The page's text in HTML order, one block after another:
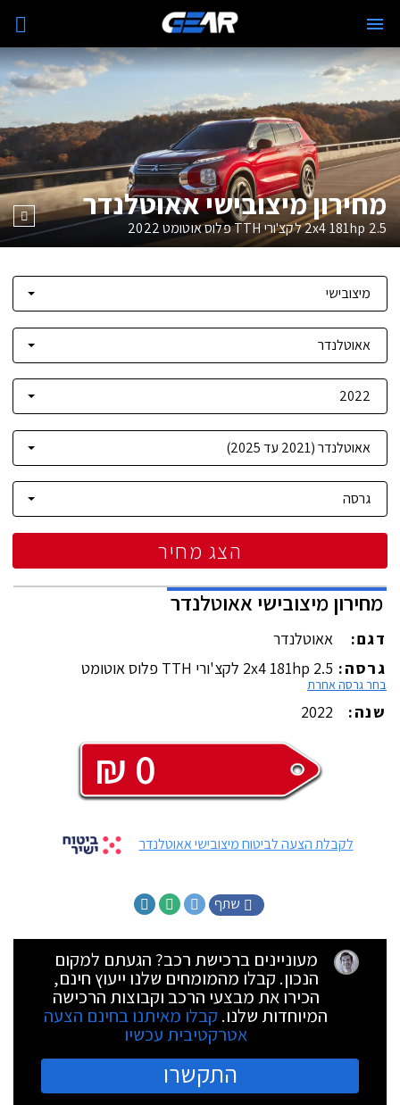
מחירון מיצובישי אאוטלנדר
2.5 2x4 181hp לקצ'ורי TTH פלוס אוטומט 2022
הצג מחיר
מחירוןמיצובישי אאוטלנדר
דגם:
אאוטלנדר
גרסה: 2.5 2x4 181hp לקצ'ורי TTH פלוס אוטומט
בחר גרסה אחרת
שנה: 2022
0
₪
לקבלת הצעה לביטוח מיצובישי אאוטלנדר
שתף
מעוניינים ברכישת רכב? הגעתם למקום
הנכון. קבלו מהמומחים שלנו ייעוץ חינם,
הכירו את מבצעי הרכב וקבוצות הרכישה
המיוחדות שלנו. קבלו מאיתנו בחינם הצעה
אטרקטיבית עכשיו
התקשרו